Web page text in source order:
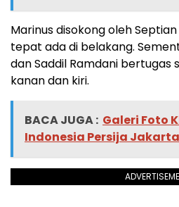
Marinus disokong oleh
tepat ada di belakang.
dan Saddil Ramdani bertugas
kanan dan kiri.
BACA JUGA : Galeri Foto
Indonesia Persija Jakarta